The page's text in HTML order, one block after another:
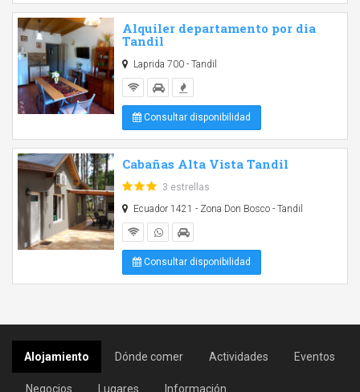
Alquiler departamento por dia
Tandil
Laprida 700 - Tandil
Consultar disponibilidad
Cabañas Alta Vista Tandil
3 estrellas
Ecuador 1421 - Zona Don Bosco - Tandil
Consultar disponibilidad
Alojamiento Dónde comer Actividades Eventos
Negocios Lugares Información